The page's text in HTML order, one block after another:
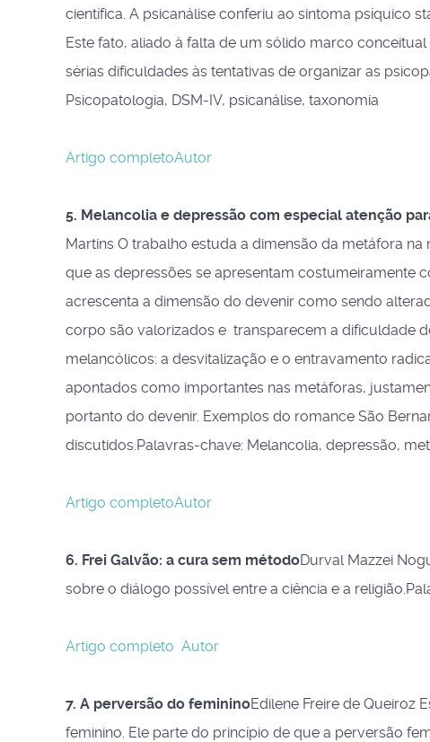
científica. A psicanálise conferiu ao sintoma psíquico
Este fato, aliado à falta de um sólido marco
sérias dificuldades às tentativas de organizar as
Psicopatologia, DSM-IV, psicanálise, taxonomia
Artigo completoAutor
5. Melancolia e depressão com especial atenção
Martins O trabalho estuda a dimensão da metáfora
que as depressões se apresentam costumeiramente
acrescenta a dimensão do devenir como sendo
corpo são valorizados e transparecem a dificuldade
melancólicos: a desvitalização e o entravamento
apontados como importantes nas metáforas,
portanto do devenir. Exemplos do romance São
discutidos.Palavras-chave: Melancolia, depressão,
Artigo completoAutor
6. Frei Galvão: a cura sem métodoDurval Mazzei
sobre o diálogo possível entre a ciência e a
Artigo completo Autor
7. A perversão do femininoEdilene Freire de Queiroz
feminino. Ele parte do princípio de que a perversão